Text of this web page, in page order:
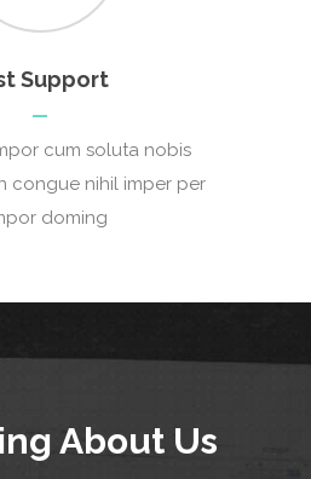
Support
cum soluta nobis
congue nihil imper per
doming
About Us